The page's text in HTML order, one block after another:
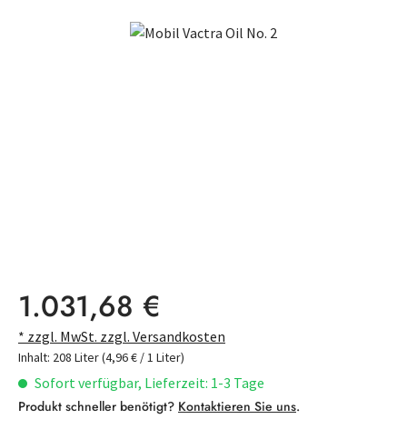
Bildergalerie überspringen
Regulärer Preis:
1.031,68 €
* zzgl. MwSt. zzgl. Versandkosten
Inhalt: 208 Liter(4,96 € / 1 Liter)
Sofort verfügbar, Lieferzeit: 1-3 Tage
Produkt schneller benötigt? Kontaktieren Sie uns.